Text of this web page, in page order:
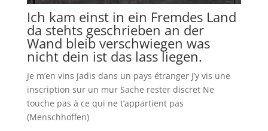
Ich kam einst in ein Fremdes Land
da stehts geschrieben an der
Wand bleib verschwiegen was
nicht dein ist das lass liegen.
Je m’en vins jadis dans un pays étranger J’y vis une
inscription sur un mur Sache rester discret Ne
touche pas à ce qui ne t’appartient pas
(Menschhoffen)